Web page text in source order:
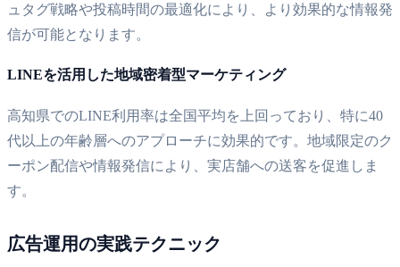
ュタグ戦略や投稿時間の最適化により、より効果的な情報発
信が可能となります。
LINEを活用した地域密着型マーケティング
高知県でのLINE利用率は全国平均を上回っており、特に40
代以上の年齢層へのアプローチに効果的です。地域限定のク
ーポン配信や情報発信により、実店舗への送客を促進しま
す。
広告運用の実践テクニック